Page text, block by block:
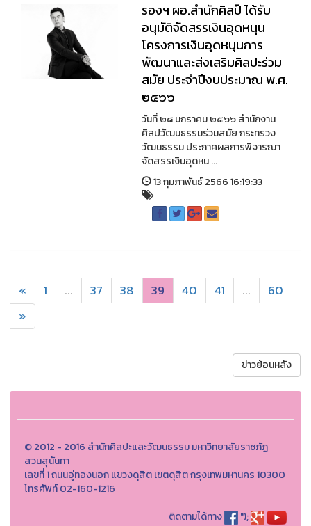
รองฯ ผอ.สำนักศิลป์ ได้รับ
อนุมัติจัดสรรเงินอุดหนุน
โครงการเงินอุดหนุนการ
พัฒนาและส่งเสริมศิลปะร่วม
สมัย ประจำปีงบประมาณ พ.ศ.
๒๕๖๖
วันที่ ๒๘ มกราคม ๒๕๖๖ สำนักงาน
ศิลปวัฒนธรรมร่วมสมัย กระทรวง
วัฒนธรรม ประกาศผลการพิจารณา
จัดสรรเงินอุดหน ...
13 กุมภาพันธ์ 2566 16:19:33
« 1 ... 37 38 39 40 41 ...
60
»
ข่าวย้อนหลัง
© 2012 - 2016 สำนักศิลปะและวัฒนธรรม มหาวิทยาลัยราชภัฏ
สวนสุนันทา
เลขที่ 1 ถนนอู่ทองนอก แขวงดุสิต เขตดุสิต กรุงเทพมหานคร 10300
โทรศัพท์ 02-160-1216
ติดตามได้ทาง
");